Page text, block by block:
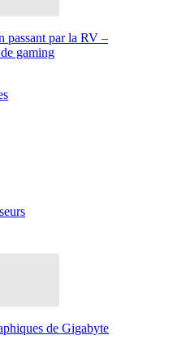
passant par la RV –
gaming
de Gigabyte